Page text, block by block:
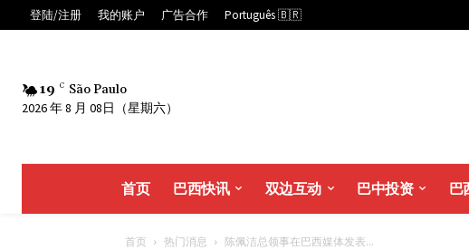
登陆/注册 我的账户 广告合作 Português 🇧🇷
19 C São Paulo
2026 年 8 月 08日（星期六）
首页 巴西快讯 双边互动 巴中投资 巴
首页 热门消息 陈佩洁总领事在巴西媒体发表...